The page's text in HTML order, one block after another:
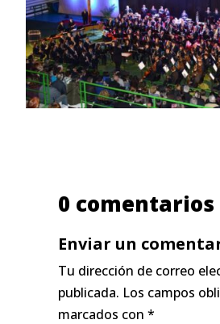
0 comentarios
Enviar un
Tu dirección de correo
publicada. Los campos
marcados con *